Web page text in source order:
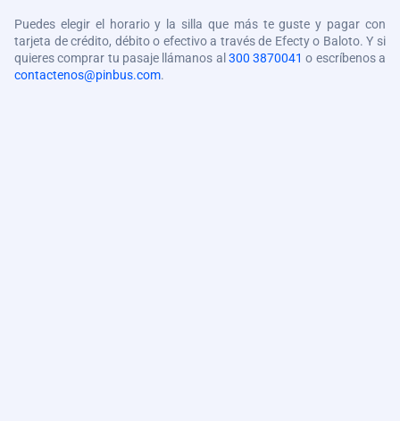
Puedes elegir el horario y la silla que más te guste y pagar con
tarjeta de crédito, débito o efectivo a través de Efecty o Baloto. Y si
quieres comprar tu pasaje llámanos al 300 3870041 o escríbenos a
contactenos@pinbus.com.